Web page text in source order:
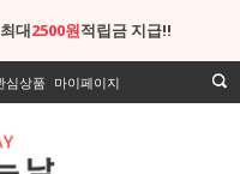
대2500원적립금 지급!!
심상품 마이페이지